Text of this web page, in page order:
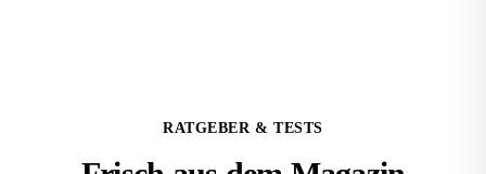
RATGEBER & TESTS